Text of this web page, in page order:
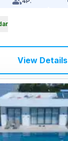
View Details